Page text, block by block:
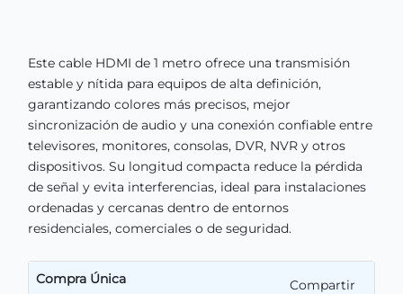
Este cable HDMI de 1 metro ofrece una transmisión
estable y nítida para equipos de alta definición,
garantizando colores más precisos, mejor
sincronización de audio y una conexión confiable entre
televisores, monitores, consolas, DVR, NVR y otros
dispositivos. Su longitud compacta reduce la pérdida
de señal y evita interferencias, ideal para instalaciones
ordenadas y cercanas dentro de entornos
residenciales, comerciales o de seguridad.
Compra Única
Compartir